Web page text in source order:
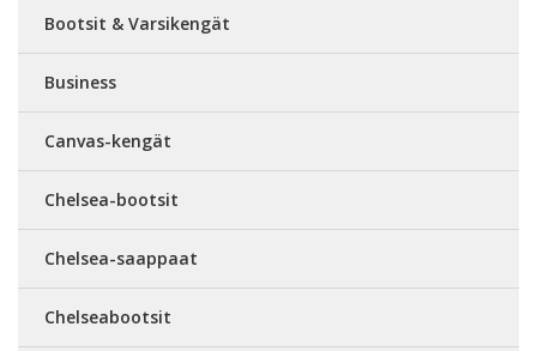
Bootsit & Varsikengät
Business
Canvas-kengät
Chelsea-bootsit
Chelsea-saappaat
Chelseabootsit